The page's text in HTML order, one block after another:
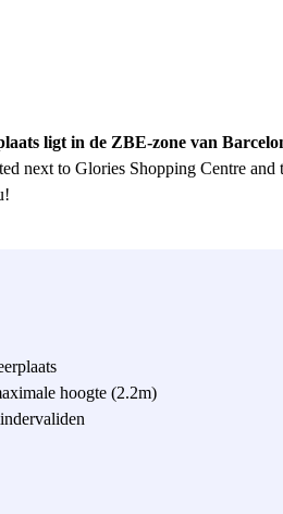
ligt in de ZBE-zone van
next to Glories Shopping Centre and
hoogte (2.2m)